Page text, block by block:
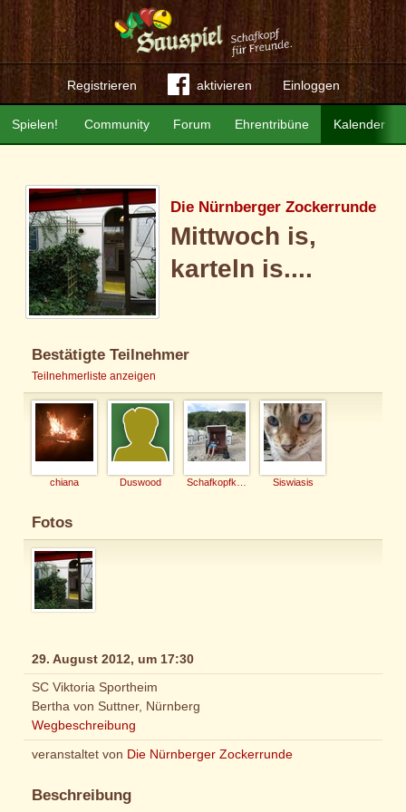
Registrieren aktivieren Einloggen
Community Forum Ehrentribüne Kalender
Spielen!
Die Nürnberger Zockerrunde
Mittwoch is,
karteln is....
Bestätigte Teilnehmer
Teilnehmerliste anzeigen
chiana Duswood Siswiasis
Fotos
29. August 2012, um 17:30
SC Viktoria Sportheim
Bertha von Suttner, Nürnberg
Wegbeschreibung
veranstaltet von Die Nürnberger Zockerrunde
Beschreibung